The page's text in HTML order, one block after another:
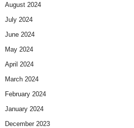
August 2024
July 2024
June 2024
May 2024
April 2024
March 2024
February 2024
January 2024
December 2023